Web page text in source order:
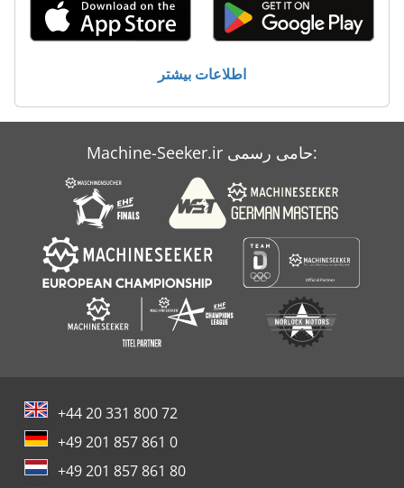
کار خودرو
اطلاعات بیشتر
Machine-Seeker.ir حامی رسمی:
+44 20 331 800 72
+49 201 857 861 0
+49 201 857 861 80